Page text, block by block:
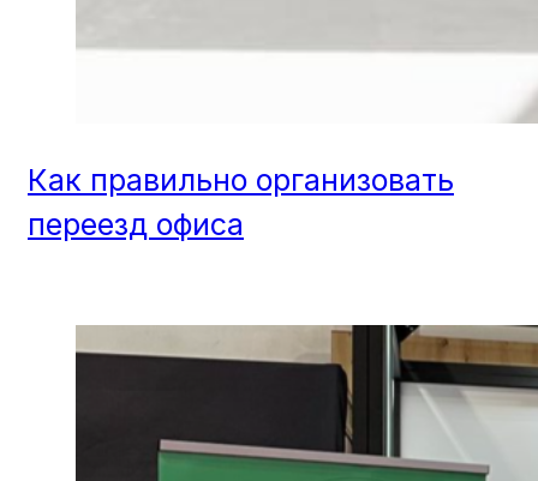
Как правильно организовать
переезд офиса